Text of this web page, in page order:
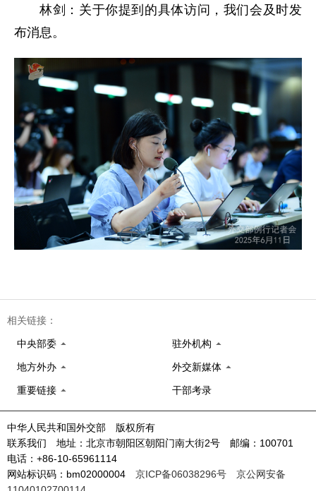
林剑：关于你提到的具体访问，我们会及时发
布消息。
相关链接：
中央部委 驻外机构
地方外办 外交新媒体
重要链接 干部考录
中华人民共和国外交部 版权所有
联系我们 地址：北京市朝阳区朝阳门南大街2号 邮编：100701
电话：+86-10-65961114
网站标识码：bm02000004 京ICP备06038296号
京公网安备